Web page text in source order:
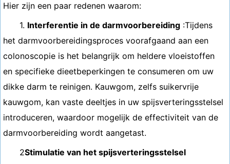
Hier zijn een paar redenen waarom:
1. Interferentie in de darmvoorbereiding :Tijdens
het darmvoorbereidingsproces voorafgaand aan een
colonoscopie is het belangrijk om heldere vloeistoffen
en specifieke dieetbeperkingen te consumeren om uw
dikke darm te reinigen. Kauwgom, zelfs suikervrije
kauwgom, kan vaste deeltjes in uw spijsverteringsstelsel
introduceren, waardoor mogelijk de effectiviteit van de
darmvoorbereiding wordt aangetast.
2Stimulatie van het spijsverteringsstelsel